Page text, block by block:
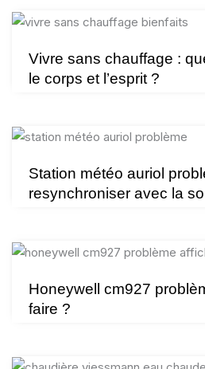
Vivre sans chauffage :
le corps et l’esprit ?
Station météo auriol
resynchroniser avec la
Honeywell cm927
faire ?